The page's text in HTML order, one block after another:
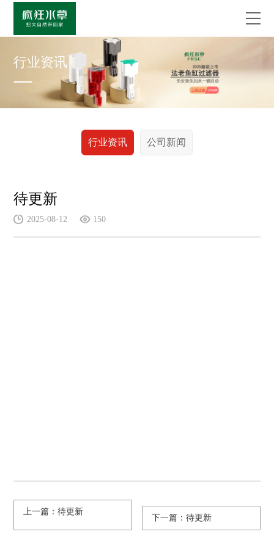
行业资讯
行业资讯 公司新闻
待更新
2025-08-12 150
上一篇：待更新
下一篇：待更新